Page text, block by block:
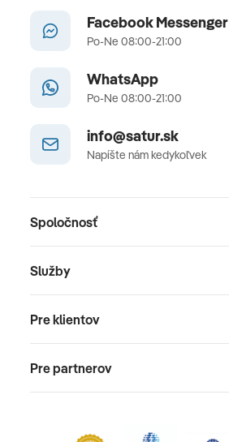
Facebook Messenger
Po-Ne 08:00-21:00
WhatsApp
Po-Ne 08:00-21:00
info@satur.sk
Napíšte nám kedykoľvek
Spoločnosť
Služby
Pre klientov
Pre partnerov